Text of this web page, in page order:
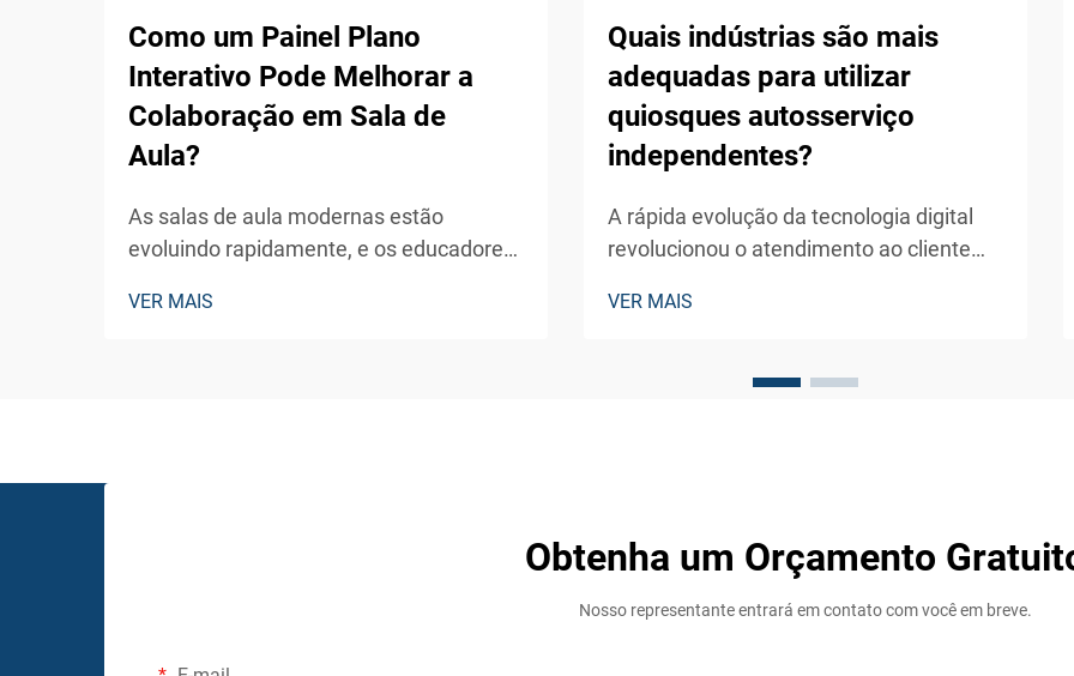
Como um Painel Plano
Interativo Pode Melhorar a
Colaboração em Sala de
Aula?
As salas de aula modernas estão
evoluindo rapidamente, e os educadores
ferramentas inovadoras para aumentar o
VER MAIS
Quais indústrias são mais
adequadas para utilizar
quiosques autosserviço
independentes?
A rápida evolução da tecnologia digital
revolucionou o atendimento ao cliente
autosserviço independentes surgindo
empresas que buscam melhorar a
VER MAIS
Obtenha um Orçamento
Nosso representante entrará em contato com você em breve.